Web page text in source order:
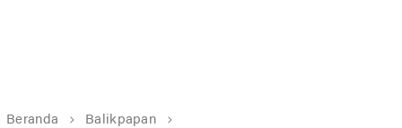
Beranda Balikpapan